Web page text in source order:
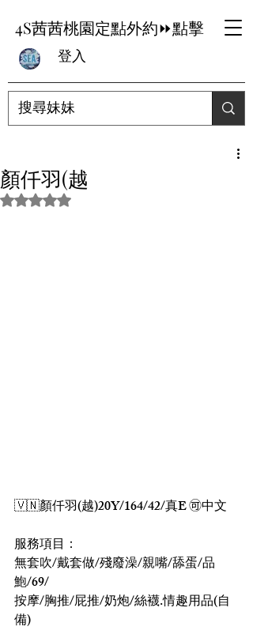
4S茜茜桃園定點外約⏩點擊
登入
顏仟羽(越
評等為 NaN（最高為 5 顆星）。
🇻🇳顏仟羽(越)20Y/164/42/真E 🉑中文
服務項目：
無套吹/戴套做/殘廢澡/親嘴/舔蛋/品
鮑/69/
按摩/胸推/屁推/奶炮/絲襪.情趣用品(自
備)